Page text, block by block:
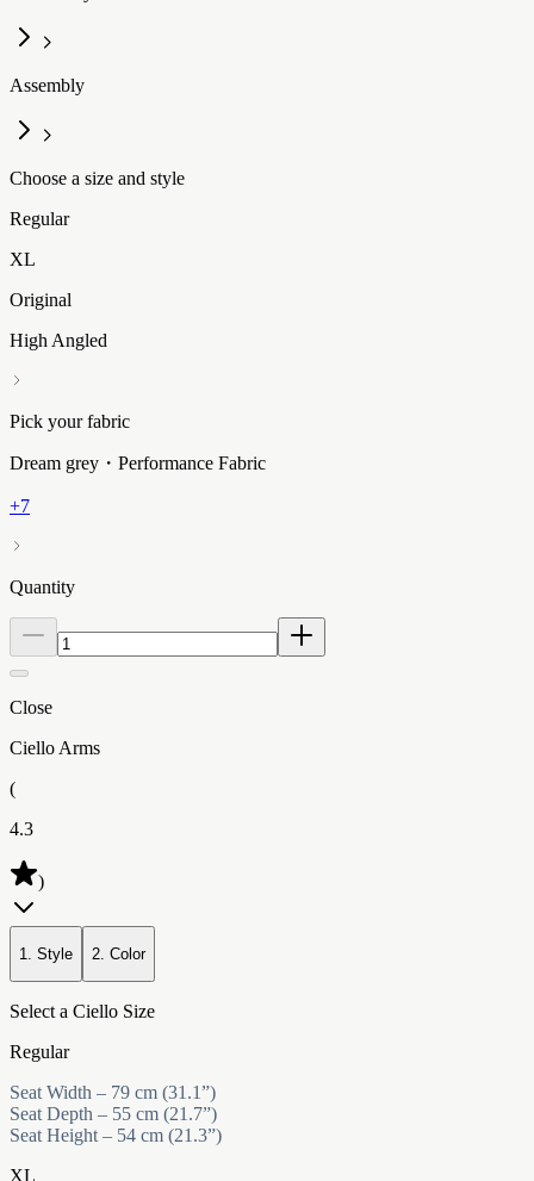
Assembly
Choose a size and style
Regular
XL
Original
High Angled
Pick your fabric
Dream grey・Performance Fabric
+7
Quantity
Close
Ciello Arms
(
4.3
)
1. Style 2. Color
Select a Ciello Size
Regular
Seat Width – 79 cm (31.1”)
Seat Depth – 55 cm (21.7”)
Seat Height – 54 cm (21.3”)
XL